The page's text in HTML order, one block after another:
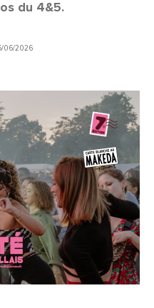
du 4&5.
06/2026